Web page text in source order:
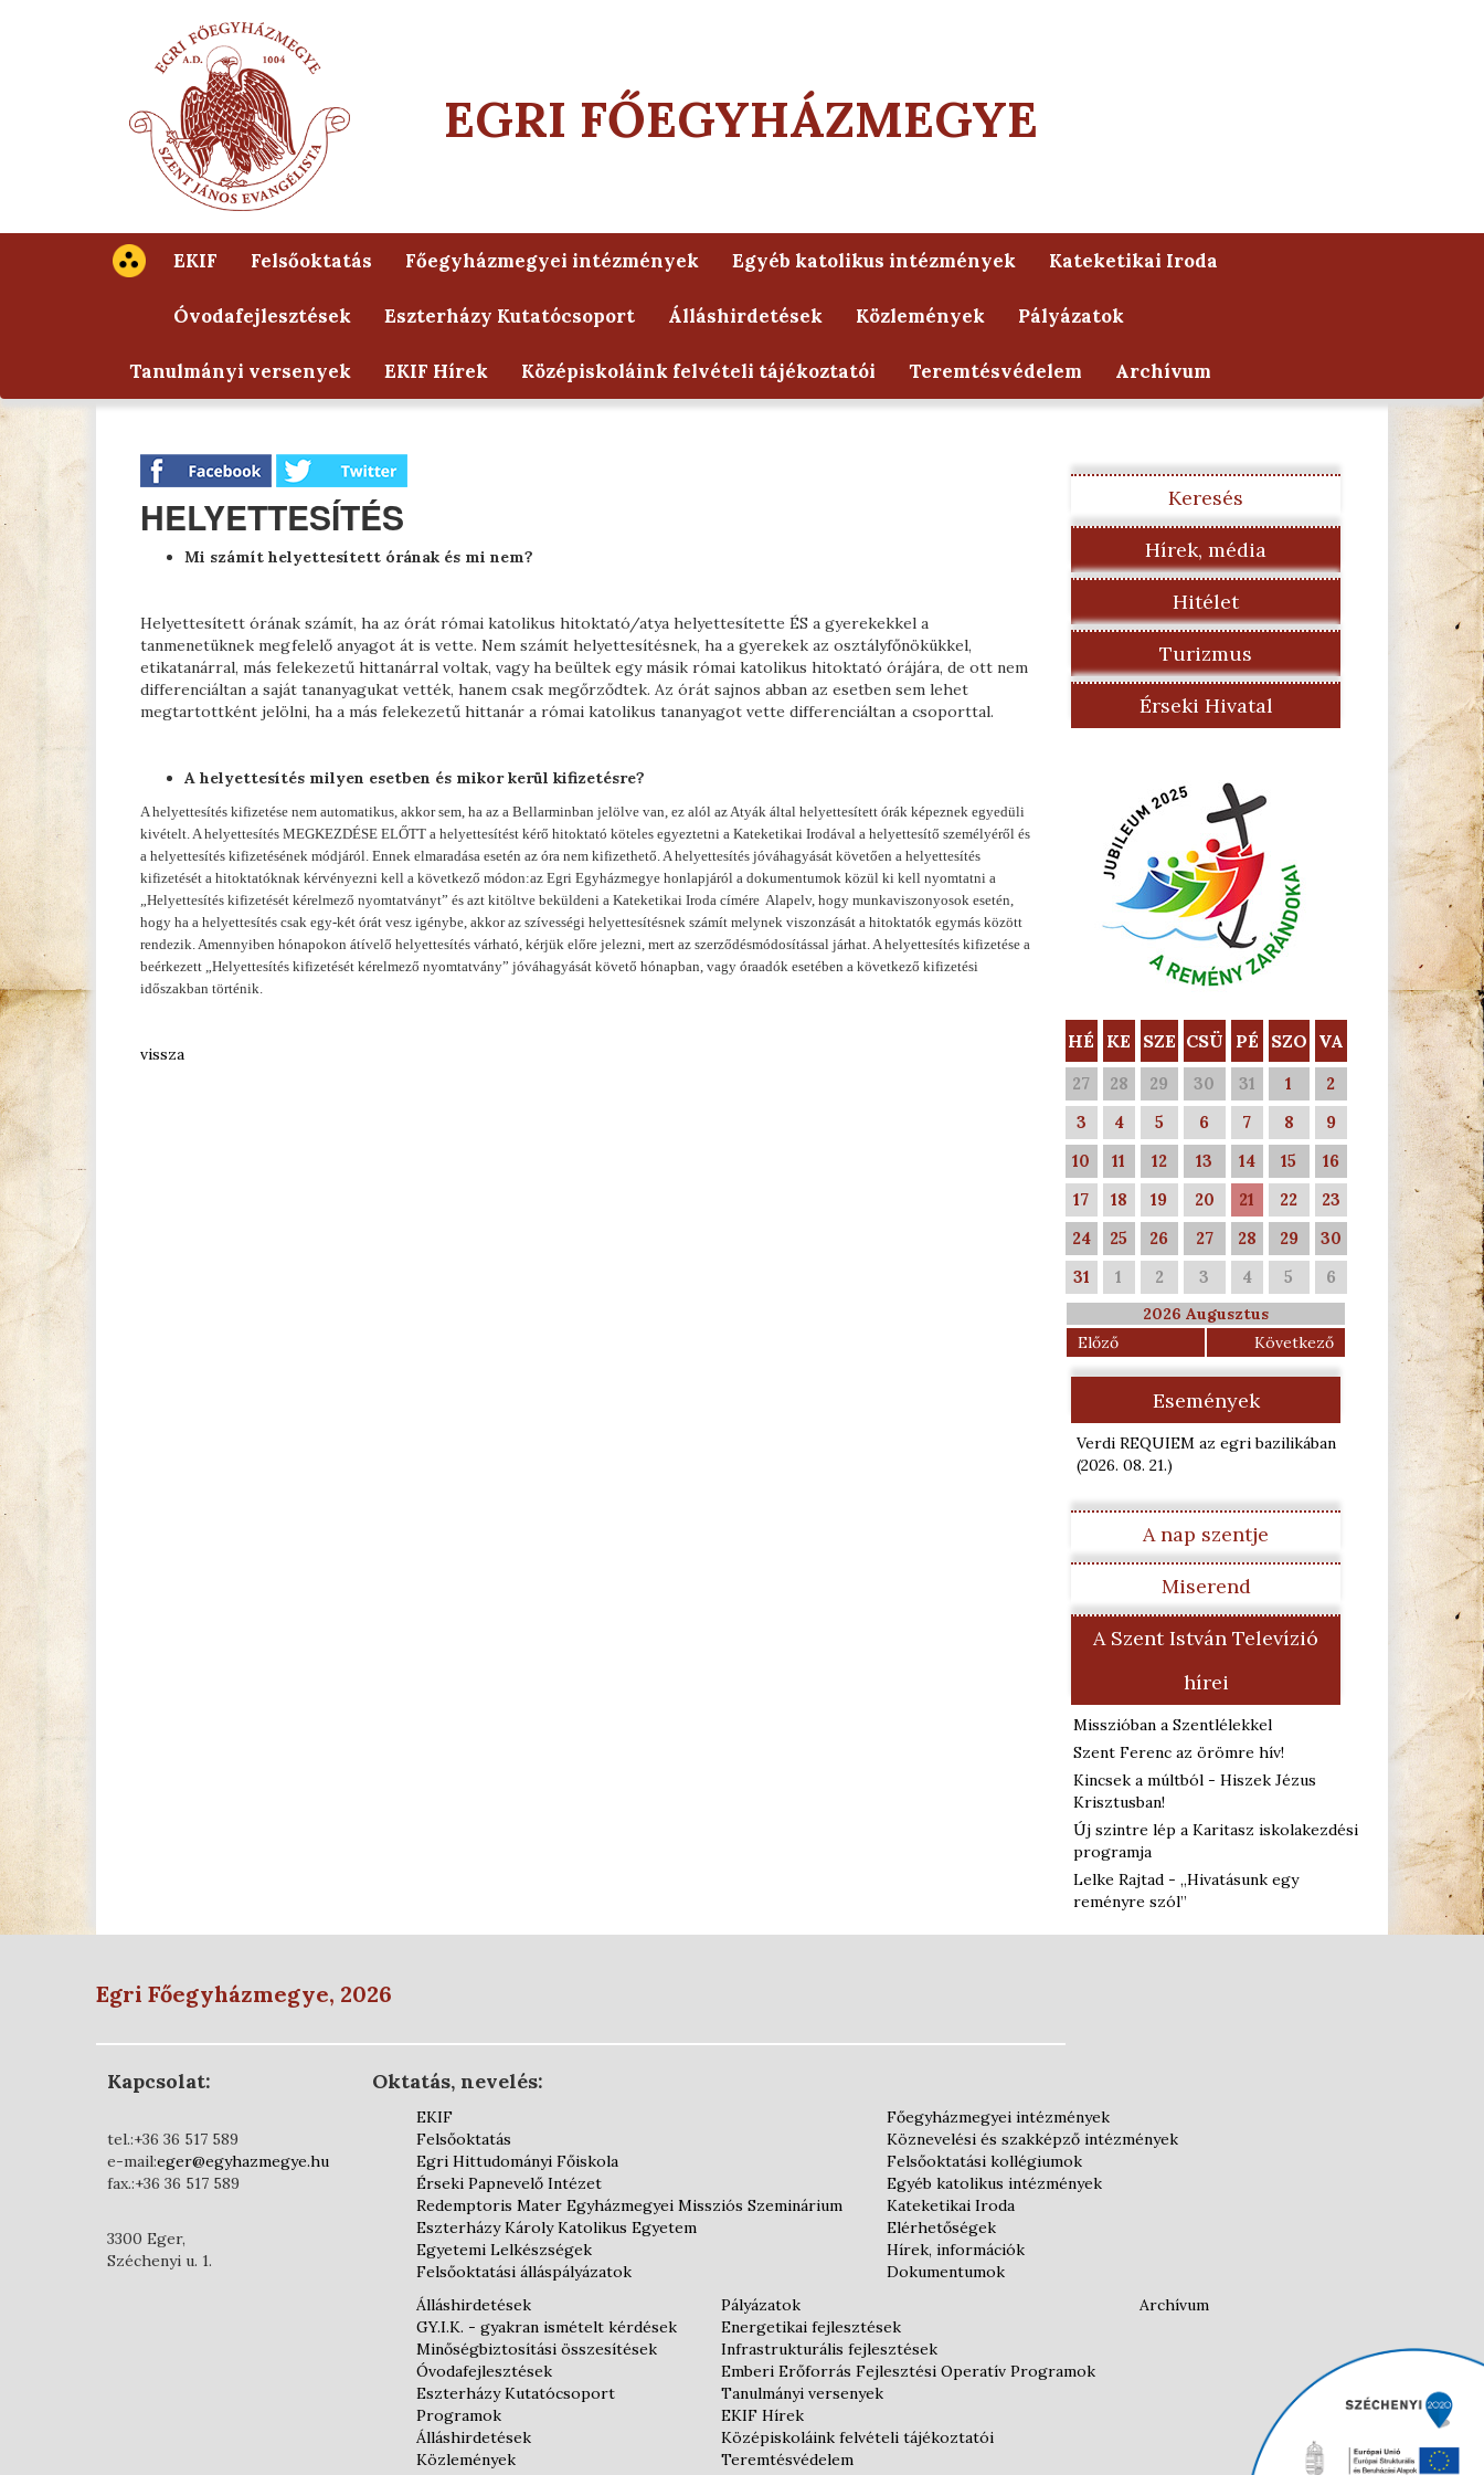
EGRI FŐEGYHÁZMEGYE
EKIF Felsőoktatás Főegyházmegyei intézmények Egyéb katolikus intézmények Kateketikai Iroda
Óvodafejlesztések Eszterházy Kutatócsoport Álláshirdetések Közlemények Pályázatok
Tanulmányi versenyek EKIF Hírek Középiskoláink felvételi tájékoztatói Teremtésvédelem Archívum
HELYETTESÍTÉS
Mi számít helyettesített órának és mi nem?
Helyettesített órának számít, ha az órát római katolikus hitoktató/atya helyettesítette ÉS a gyerekekkel a
tanmenetüknek megfelelő anyagot át is vette. Nem számít helyettesítésnek, ha a gyerekek az osztályfőnökükkel,
etikatanárral, más felekezetű hittanárral voltak, vagy ha beültek egy másik római katolikus hitoktató órájára, de ott nem
differenciáltan a saját tananyagukat vették, hanem csak megőrződtek. Az órát sajnos abban az esetben sem lehet
megtartottként jelölni, ha a más felekezetű hittanár a római katolikus tananyagot vette differenciáltan a csoporttal.
A helyettesítés milyen esetben és mikor kerül kifizetésre?
A helyettesítés kifizetése nem automatikus, akkor sem, ha az a Bellarminban jelölve van, ez alól az Atyák által helyettesített órák képeznek egyedüli
kivételt. A helyettesítés MEGKEZDÉSE ELŐTT a helyettesítést kérő hitoktató köteles egyeztetni a Kateketikai Irodával a helyettesítő személyéről és
a helyettesítés kifizetésének módjáról. Ennek elmaradása esetén az óra nem kifizethető. A helyettesítés jóváhagyását követően a helyettesítés
kifizetését a hitoktatóknak kérvényezni kell a következő módon:az Egri Egyházmegye honlapjáról a dokumentumok közül ki kell nyomtatni a
„Helyettesítés kifizetését kérelmező nyomtatványt” és azt kitöltve beküldeni a Kateketikai Iroda címére Alapelv, hogy munkaviszonyosok esetén,
hogy ha a helyettesítés csak egy-két órát vesz igénybe, akkor az szívességi helyettesítésnek számít melynek viszonzását a hitoktatók egymás között
rendezik. Amennyiben hónapokon átívelő helyettesítés várható, kérjük előre jelezni, mert az szerződésmódosítással járhat. A helyettesítés kifizetése a
beérkezett „Helyettesítés kifizetését kérelmező nyomtatvány” jóváhagyását követő hónapban, vagy óraadók esetében a következő kifizetési
időszakban történik.
vissza
Keresés
Hírek, média
Hitélet
Turizmus
Érseki Hivatal
HÉ KE SZE CSÜ PÉ SZO VA
27 28 29 30 31 1
2
3
4 5 6 7 8
9
10
11 12 13 14 15
16
17
18 19 20 21 22
23
24
25 26 27 28 29
30
31
1 2 3 4 5 6
2026 Augusztus
Előző
Következő
Események
Verdi REQUIEM az egri bazilikában
(2026. 08. 21.)
A nap szentje
Miserend
A Szent István Televízió
hírei
Misszióban a Szentlélekkel
Szent Ferenc az örömre hív!
Kincsek a múltból - Hiszek Jézus
Krisztusban!
Új szintre lép a Karitasz iskolakezdési
programja
Lelke Rajtad - „Hivatásunk egy
reményre szól”
Egri Főegyházmegye, 2026
Kapcsolat:
tel.:+36 36 517 589
e-mail:eger@egyhazmegye.hu
fax.:+36 36 517 589
3300 Eger,
Széchenyi u. 1.
Oktatás, nevelés:
EKIF
Felsőoktatás
Egri Hittudományi Főiskola
Érseki Papnevelő Intézet
Redemptoris Mater Egyházmegyei Missziós Szeminárium
Eszterházy Károly Katolikus Egyetem
Egyetemi Lelkészségek
Felsőoktatási álláspályázatok
Főegyházmegyei intézmények
Köznevelési és szakképző intézmények
Felsőoktatási kollégiumok
Egyéb katolikus intézmények
Kateketikai Iroda
Elérhetőségek
Hírek, információk
Dokumentumok
Álláshirdetések
GY.I.K. - gyakran ismételt kérdések
Minőségbiztosítási összesítések
Óvodafejlesztések
Eszterházy Kutatócsoport
Programok
Álláshirdetések
Közlemények
Pályázatok
Energetikai fejlesztések
Infrastrukturális fejlesztések
Emberi Erőforrás Fejlesztési Operatív Programok
Tanulmányi versenyek
EKIF Hírek
Középiskoláink felvételi tájékoztatói
Teremtésvédelem
Archívum